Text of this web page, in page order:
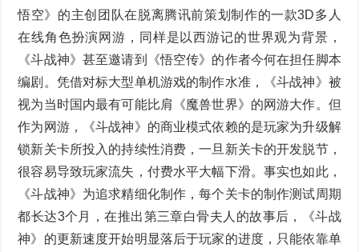
悟空》的主创团队在脱离腾讯前策划制作的一款3D多人
在线角色扮演网游，同样是以西游记的世界观为背景，
《斗战神》甚至邀请到《悟空传》的作者今何在担任脚本
编剧。凭借对标大型单机游戏的制作水准，《斗战神》被
视为当时国内最有可能比肩《魔兽世界》的网游大作。但
作为网游，《斗战神》的商业模式依赖的是玩家为升级解
锁新关卡所投入的持续性消费，一旦新关卡的开发脱节，
很容易导致玩家流失，付费水平大幅下滑。事实也如此，
《斗战神》为追求精细化制作，每个关卡的制作测试周期
都长达3个月，在推出第三章白骨夫人的故事后，《斗战
神》的更新速度开始明显落后于玩家的进度，只能依靠单